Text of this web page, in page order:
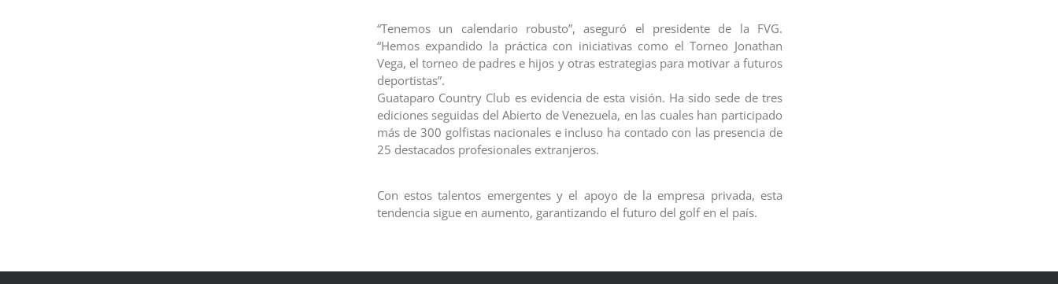
“Tenemos un calendario robusto”, aseguró el presidente de la FVG.
“Hemos expandido la práctica con iniciativas como el Torneo Jonathan
Vega, el torneo de padres e hijos y otras estrategias para motivar a futuros
deportistas”.
Guataparo Country Club es evidencia de esta visión. Ha sido sede de tres
ediciones seguidas del Abierto de Venezuela, en las cuales han participado
más de 300 golfistas nacionales e incluso ha contado con las presencia de
25 destacados profesionales extranjeros.
Con estos talentos emergentes y el apoyo de la empresa privada, esta
tendencia sigue en aumento, garantizando el futuro del golf en el país.